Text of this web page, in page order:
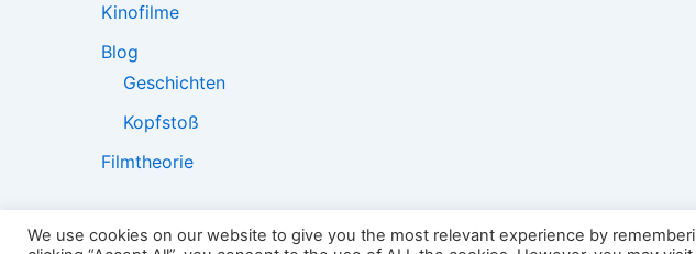
Kinofilme
Blog
Geschichten
Kopfstoß
Filmtheorie
We use cookies on our website to give you the most relevant experience by